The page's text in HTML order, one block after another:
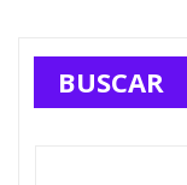
BUSCAR